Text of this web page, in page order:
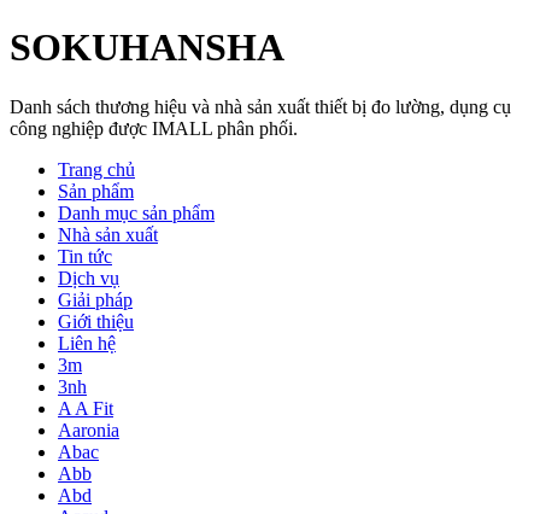
SOKUHANSHA
Danh sách thương hiệu và nhà sản xuất thiết bị đo lường, dụng cụ
công nghiệp được IMALL phân phối.
Trang chủ
Sản phẩm
Danh mục sản phẩm
Nhà sản xuất
Tin tức
Dịch vụ
Giải pháp
Giới thiệu
Liên hệ
3m
3nh
A A Fit
Aaronia
Abac
Abb
Abd